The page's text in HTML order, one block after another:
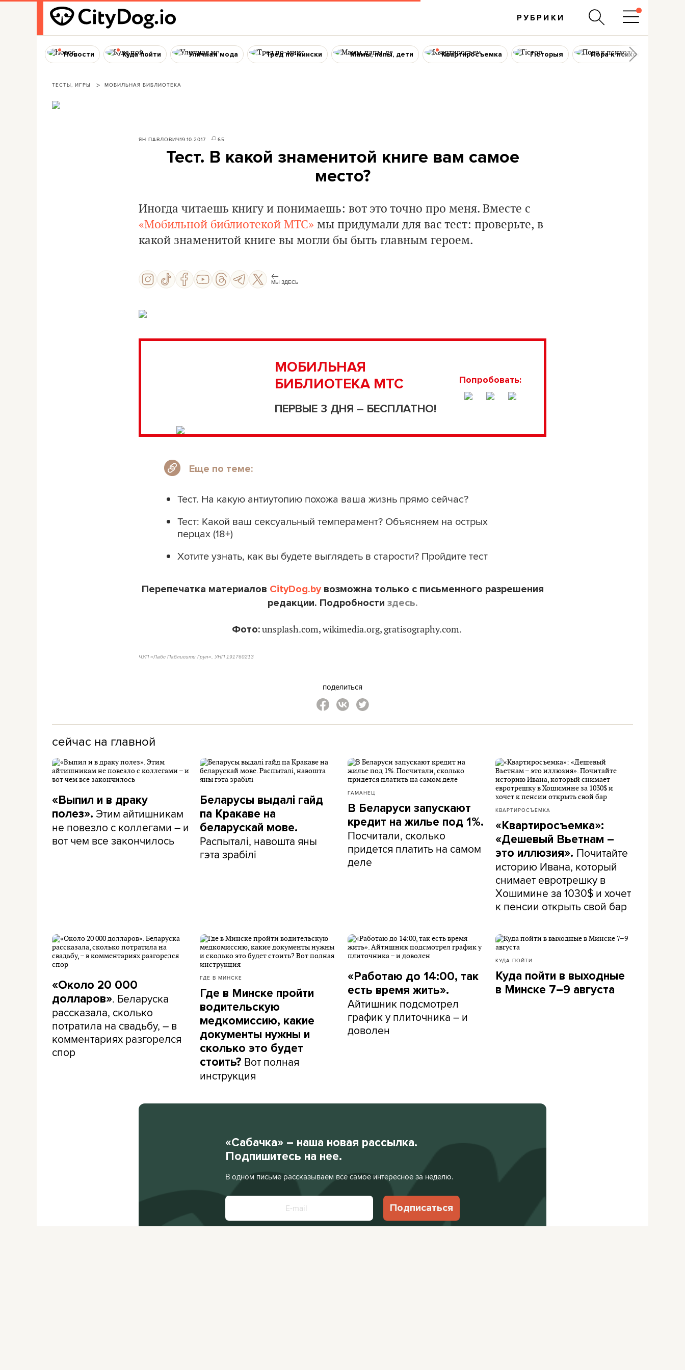
РУБРИКИ
Новости Куда пойти Уличная мода Тред по-мински Мамы, папы, дети Квартиросъемка Гісторыя Пора к психологу
ТЕСТЫ, ИГРЫ МОБИЛЬНАЯ БИБЛИОТЕКА
ЯН ПАВЛОВИЧ19.10.2017 65
Тест. В какой знаменитой книге вам самое
место?
Иногда читаешь книгу и понимаешь: вот это точно про меня. Вместе с
«Мобильной библиотекой МТС» мы придумали для вас тест: проверьте, в
какой знаменитой книге вы могли бы быть главным героем.
МЫ ЗДЕСЬ
МОБИЛЬНАЯ
БИБЛИОТЕКА МТС
ПЕРВЫЕ 3 ДНЯ – БЕСПЛАТНО!
Попробовать:
Еще по теме:
Тест. На какую антиутопию похожа ваша жизнь прямо сейчас?
Тест: Какой ваш сексуальный темперамент? Объясняем на острых
перцах (18+)
Хотите узнать, как вы будете выглядеть в старости? Пройдите тест
Перепечатка материалов CityDog.byвозможна только с письменного разрешения
редакции. Подробности здесь.
Фото:unsplash.com, wikimedia.org, gratisography.com.
ЧУП «Лабс Паблисити Груп», УНП 191760213
поделиться
сейчас на главной
«Выпил и в драку
полез». Этим айтишникам
не повезло с коллегами – и
вот чем все закончилось
Беларусы выдалі гайд
па Кракаве на
беларускай мове.
Распыталі, навошта яны
гэта зрабілі
ГАМАНЕЦ
В Беларуси запускают
кредит на жилье под 1%.
Посчитали, сколько
придется платить на самом
деле
КВАРТИРОСЪЕМКА
«Квартиросъемка»:
«Дешевый Вьетнам –
это иллюзия». Почитайте
историю Ивана, который
снимает евротрешку в
Хошимине за 1030$ и хочет
к пенсии открыть свой бар
«Около 20 000
долларов». Беларуска
рассказала, сколько
потратила на свадьбу, – в
комментариях разгорелся
спор
ГДЕ В МИНСКЕ
Где в Минске пройти
водительскую
медкомиссию, какие
документы нужны и
сколько это будет
стоить? Вот полная
инструкция
«Работаю до 14:00, так
есть время жить».
Айтишник подсмотрел
график у плиточника – и
доволен
КУДА ПОЙТИ
Куда пойти в выходные
в Минске 7–9 августа
«Сабачка» – наша новая рассылка.
Подпишитесь на нее.
В одном письме рассказываем все самое интересное за неделю.
Подписаться